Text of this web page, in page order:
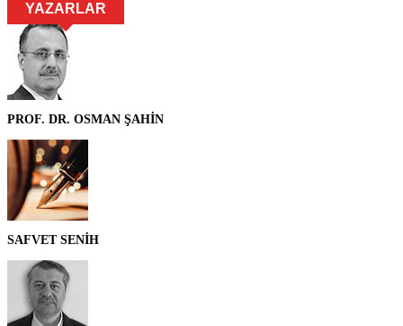
YAZARLAR
PROF. DR. OSMAN ŞAHİN
SAFVET SENİH